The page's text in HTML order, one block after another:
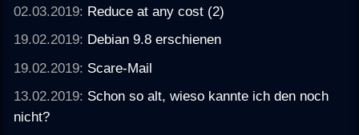
02.03.2019: Reduce at any cost (2)
19.02.2019: Debian 9.8 erschienen
19.02.2019: Scare-Mail
13.02.2019: Schon so alt, wieso kannte ich den noch
nicht?